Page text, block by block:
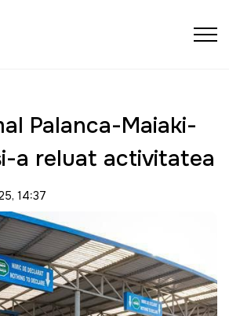
Palanca-Maiaki-
a reluat activitatea
14:37